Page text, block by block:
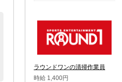
ラウンドワンの清掃作業員
時給 1,400円